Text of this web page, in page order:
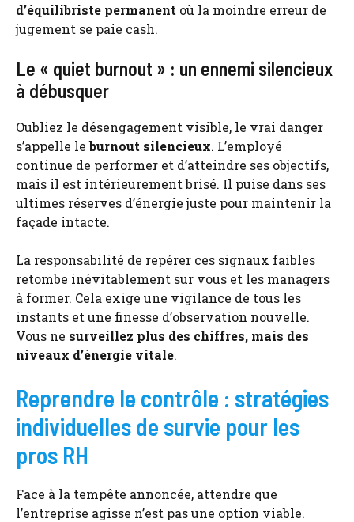
d’équilibriste permanent où la moindre erreur de
jugement se paie cash.
Le « quiet burnout » : un ennemi silencieux
à débusquer
Oubliez le désengagement visible, le vrai danger
s’appelle leburnout silencieux. L’employé
continue de performer et d’atteindre ses objectifs,
mais il est intérieurement brisé. Il puise dans ses
ultimes réserves d’énergie juste pour maintenir la
façade intacte.
La responsabilité de repérer ces signaux faibles
retombe inévitablement sur vous et les managers
à former. Cela exige une vigilance de tous les
instants et une finesse d’observation nouvelle.
Vous ne surveillez plus des chiffres, mais des
niveaux d’énergie vitale.
Reprendre le contrôle : stratégies
individuelles de survie pour les
pros RH
Face à la tempête annoncée, attendre que
l’entreprise agisse n’est pas une option viable.